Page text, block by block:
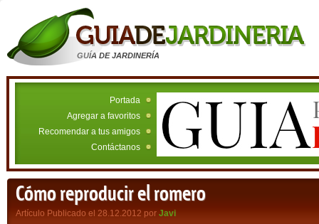
GUÍA DE JARDINERÍA
Portada
Agregar a favoritos
Recomendar a tus amigos
Contáctanos
Cómo reproducir el romero
Artículo Publicado el 28.12.2012 por Javi